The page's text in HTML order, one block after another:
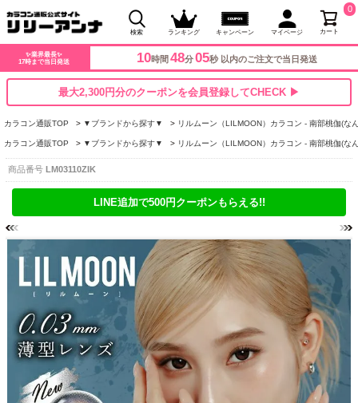
検索 ランキング キャンペーン マイページ カート
0
✨業界最長✨
17時まで当日発送
10時間 48分04秒 以内のご注文で当日発送
最大2,300円分のクーポンを会員登録してCHECK ▶
カラコン通販TOP ▼ブランドから探す▼ リルムーン（LILMOON）カラコン - 南部桃伽(な
カラコン通販TOP ▼ブランドから探す▼ リルムーン（LILMOON）カラコン - 南部桃伽(な
商品番号 LM03110ZIK
LINE追加で500円クーポンもらえる!!